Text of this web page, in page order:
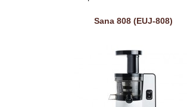
Sana 808 (EUJ-808)